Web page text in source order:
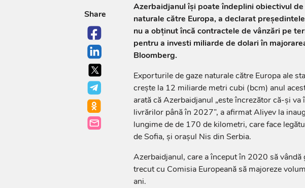
Share
Azerbaidjanul îşi poate îndeplini obiectivul
naturale către Europa, a declarat
nu a obţinut încă contractele de vânzări pe
pentru a investi miliarde de dolari în
Bloomberg.
Exporturile de gaze naturale către Europa ale
creşte la 12 miliarde metri cubi (bcm) anul
arată că Azerbaidjanul „este încrezător că-şi
livrărilor până în 2027”, a afirmat Aliyev la
lungime de de 170 de kilometri, care face
de Sofia, şi oraşul Nis din Serbia.
Azerbaidjanul, care a început în 2020 să vândă
trecut cu Comisia Europeană să majoreze
ani.